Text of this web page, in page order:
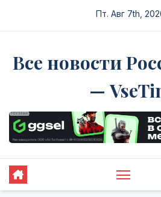
Пт. Авг 7th,
Все новости
—